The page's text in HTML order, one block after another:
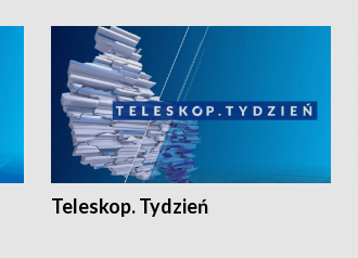
Teleskop. Tydzień